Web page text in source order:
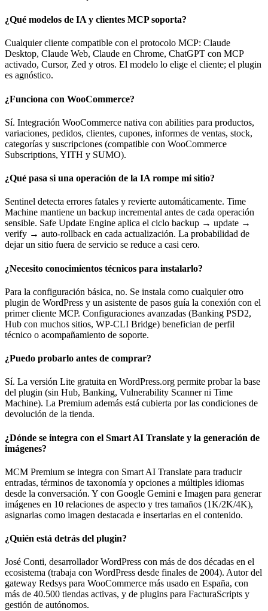
¿Qué modelos de IA y clientes MCP soporta?
Cualquier cliente compatible con el protocolo MCP: Claude
Desktop, Claude Web, Claude en Chrome, ChatGPT con MCP
activado, Cursor, Zed y otros. El modelo lo elige el cliente; el plugin
es agnóstico.
¿Funciona con WooCommerce?
Sí. Integración WooCommerce nativa con abilities para productos,
variaciones, pedidos, clientes, cupones, informes de ventas, stock,
categorías y suscripciones (compatible con WooCommerce
Subscriptions, YITH y SUMO).
¿Qué pasa si una operación de la IA rompe mi sitio?
Sentinel detecta errores fatales y revierte automáticamente. Time
Machine mantiene un backup incremental antes de cada operación
sensible. Safe Update Engine aplica el ciclo backup → update →
verify → auto-rollback en cada actualización. La probabilidad de
dejar un sitio fuera de servicio se reduce a casi cero.
¿Necesito conocimientos técnicos para instalarlo?
Para la configuración básica, no. Se instala como cualquier otro
plugin de WordPress y un asistente de pasos guía la conexión con el
primer cliente MCP. Configuraciones avanzadas (Banking PSD2,
Hub con muchos sitios, WP-CLI Bridge) benefician de perfil
técnico o acompañamiento de soporte.
¿Puedo probarlo antes de comprar?
Sí. La versión Lite gratuita en WordPress.org permite probar la base
del plugin (sin Hub, Banking, Vulnerability Scanner ni Time
Machine). La Premium además está cubierta por las condiciones de
devolución de la tienda.
¿Dónde se integra con el Smart AI Translate y la generación de
imágenes?
MCM Premium se integra con Smart AI Translate para traducir
entradas, términos de taxonomía y opciones a múltiples idiomas
desde la conversación. Y con Google Gemini e Imagen para generar
imágenes en 10 relaciones de aspecto y tres tamaños (1K/2K/4K),
asignarlas como imagen destacada e insertarlas en el contenido.
¿Quién está detrás del plugin?
José Conti, desarrollador WordPress con más de dos décadas en el
ecosistema (trabaja con WordPress desde finales de 2004). Autor del
gateway Redsys para WooCommerce más usado en España, con
más de 40.500 tiendas activas, y de plugins para FacturaScripts y
gestión de autónomos.